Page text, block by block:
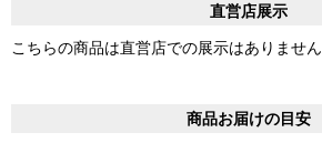
直営店展示
こちらの商品は直営店での展示はありません
商品お届けの目安